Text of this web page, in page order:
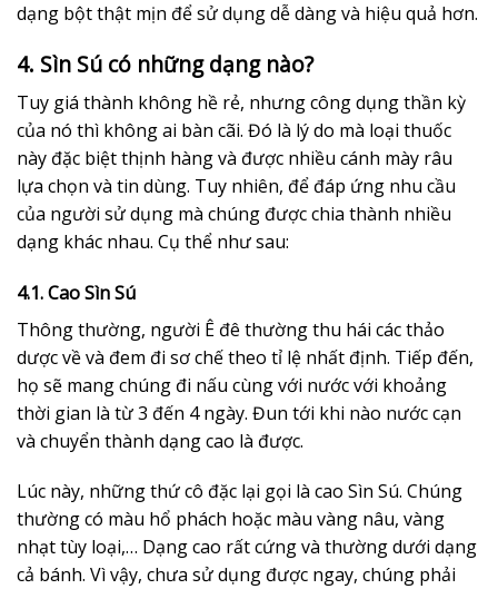
dạng bột thật mịn để sử dụng dễ dàng và hiệu quả hơn.
4. Sìn Sú có những dạng nào?
Tuy giá thành không hề rẻ, nhưng công dụng thần kỳ
của nó thì không ai bàn cãi. Đó là lý do mà loại thuốc
này đặc biệt thịnh hàng và được nhiều cánh mày râu
lựa chọn và tin dùng. Tuy nhiên, để đáp ứng nhu cầu
của người sử dụng mà chúng được chia thành nhiều
dạng khác nhau. Cụ thể như sau:
4.1. Cao Sìn Sú
Thông thường, người Ê đê thường thu hái các thảo
dược về và đem đi sơ chế theo tỉ lệ nhất định. Tiếp đến,
họ sẽ mang chúng đi nấu cùng với nước với khoảng
thời gian là từ 3 đến 4 ngày. Đun tới khi nào nước cạn
và chuyển thành dạng cao là được.
Lúc này, những thứ cô đặc lại gọi là cao Sìn Sú. Chúng
thường có màu hổ phách hoặc màu vàng nâu, vàng
nhạt tùy loại,… Dạng cao rất cứng và thường dưới dạng
cả bánh. Vì vậy, chưa sử dụng được ngay, chúng phải